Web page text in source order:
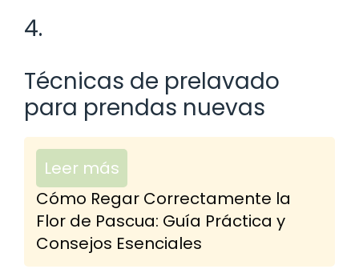
4.
Técnicas de prelavado
para prendas nuevas
Leer más
Cómo Regar Correctamente la
Flor de Pascua: Guía Práctica y
Consejos Esenciales